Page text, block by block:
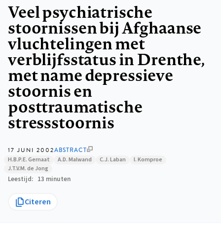
Veel psychiatrische
stoornissen bij Afghaanse
vluchtelingen met
verblijfsstatus in Drenthe,
met name depressieve
stoornis en
posttraumatische
stressstoornis
17 JUNI 2002ABSTRACT
H.B.P.E. Gernaat A.D. Malwand C.J. Laban
I. Komproe
J.T.V.M. de Jong
Leestijd 13 minuten
Citeren